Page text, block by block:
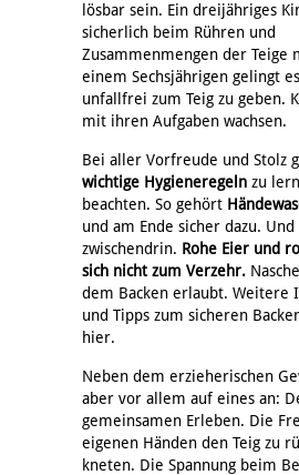
lösbar sein. Ein dreijähriges
sicherlich beim Rühren und
Zusammenmengen der Teige
einem Sechsjährigen gelingt
unfallfrei zum Teig zu geben.
mit ihren Aufgaben wachsen.
Bei aller Vorfreude und Stolz
wichtige Hygieneregeln zu
beachten. So gehört
und am Ende sicher dazu.
zwischendrin. Rohe Eier und
sich nicht zum Verzehr.
dem Backen erlaubt. Weitere
und Tipps zum sicheren
hier.
Neben dem erzieherischen
aber vor allem auf eines an:
gemeinsamen Erleben. Die
eigenen Händen den Teig zu
kneten. Die Spannung beim